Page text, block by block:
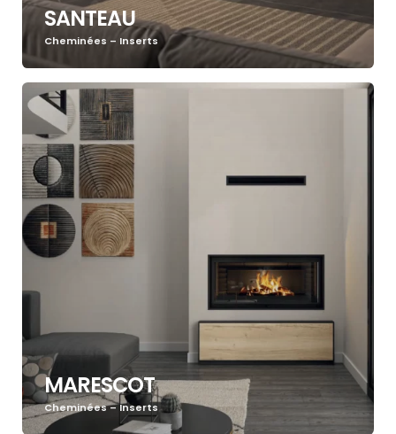
SANTEAU
Cheminées – Inserts
MARESCOT
Cheminées – Inserts